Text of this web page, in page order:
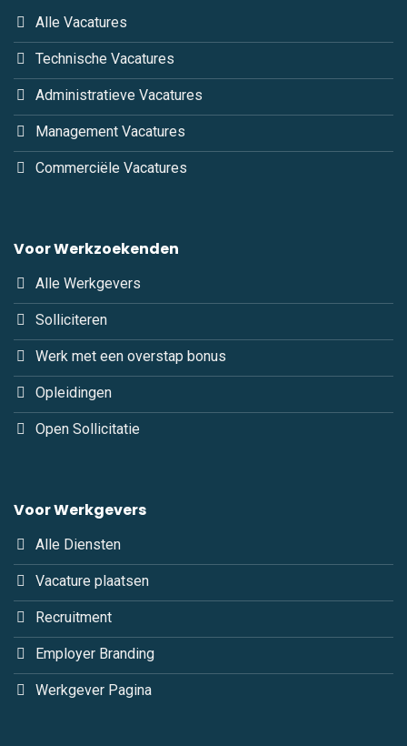
Alle Vacatures
Technische Vacatures
Administratieve Vacatures
Management Vacatures
Commerciële Vacatures
Voor Werkzoekenden
Alle Werkgevers
Solliciteren
Werk met een overstap bonus
Opleidingen
Open Sollicitatie
Voor Werkgevers
Alle Diensten
Vacature plaatsen
Recruitment
Employer Branding
Werkgever Pagina